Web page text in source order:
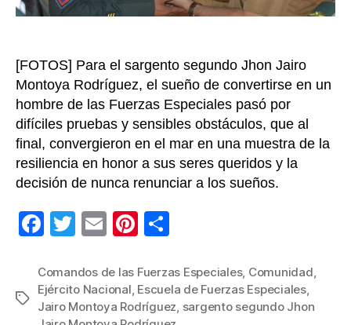
y
[FOTOS] Para el sargento segundo Jhon Jairo
Montoya Rodríguez, el sueño de convertirse en un
hombre de las Fuerzas Especiales pasó por
difíciles pruebas y sensibles obstáculos, que al
final, convergieron en el mar en una muestra de la
resiliencia en honor a sus seres queridos y la
decisión de nunca renunciar a los sueños.
F
c
e
T
tt
er
E
ail
Pi
er
e
m
p
Etiquetas
Comandos de las Fuerzas Especiales, Comunidad
Ejército Nacional Escuela de Fuerzas Especiales,
Jairo Montoya Rodríguez sargento segundo Jhon